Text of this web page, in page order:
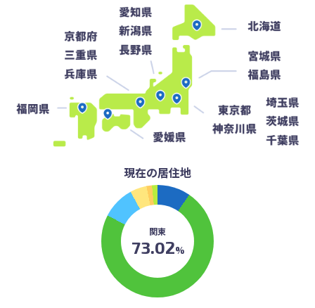
現在の居住地
関東
73.02%